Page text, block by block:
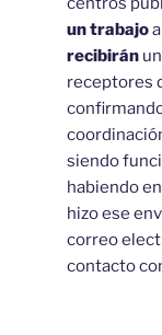
un trabajo
recibirán
receptores
siendo
habiendo
hizo ese
correo
contacto